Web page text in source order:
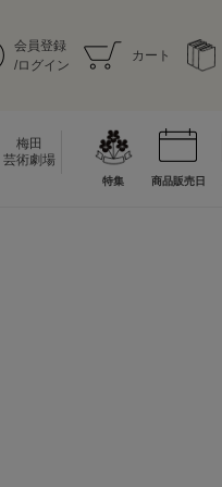
会員登録
/ログイン
カート
梅田
芸術劇場
特集 商品販売日